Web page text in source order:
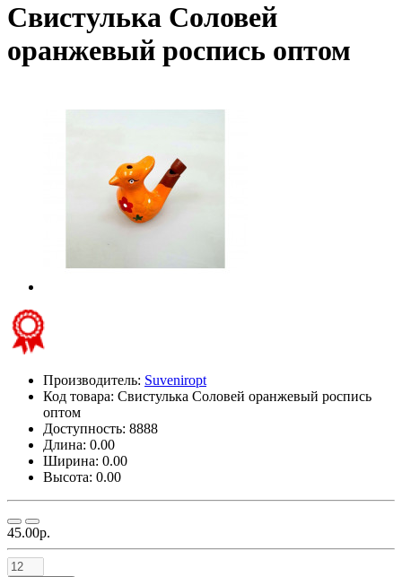
Свистулька Соловей
оранжевый роспись оптом
Производитель: Suveniropt
Код товара: Свистулька Соловей оранжевый роспись
оптом
Доступность: 8888
Длина: 0.00
Ширина: 0.00
Высота: 0.00
45.00р.